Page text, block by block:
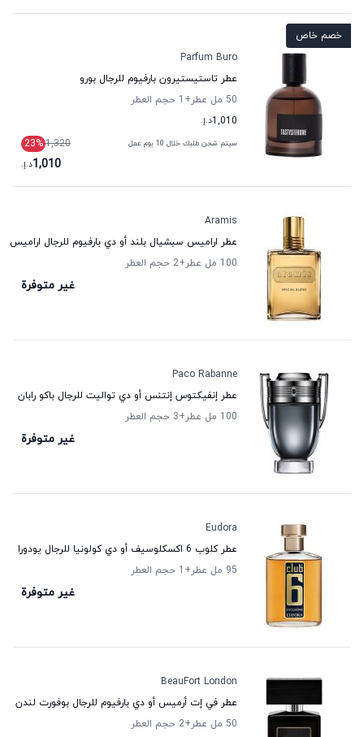
خصم خاص
Parfum Buro
عطر تاستيستيرون بارفيوم للرجال بورو
50 مل عطر
+1
حجم العطر
1,010د.إ.
سيتم شحن طلبك خلال 10 يوم عمل 1,320
23%
1,010د.إ.
Aramis
عطر اراميس سبشيال بلند أو دي بارفيوم للرجال اراميس
100 مل عطر
+2 حجم العطر
غير متوفرة
Paco Rabanne
عطر إنفيكتوس إنتنس أو دي تواليت للرجال باكو رابان
100 مل عطر
+3 حجم العطر
غير متوفرة
Eudora
عطر كلوب 6 اكسكلوسيف أو دي كولونيا للرجال يودورا
95 مل عطر
+1 حجم العطر
غير متوفرة
BeauFort London
عطر في إت أرميس أو دي بارفيوم للرجال بوفورت لندن
50 مل عطر
+2 حجم العطر